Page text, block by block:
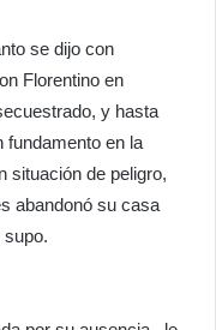
se dijo con
Florentino en
y hasta
fundamento en la
situación de peligro,
abandonó su casa